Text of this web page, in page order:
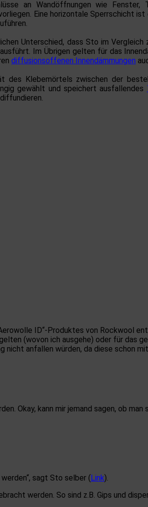
an Wandöffnungen wie
Eine horizontale Sperrschicht
Unterschied, dass Sto im Vergleich
ausführt. Im Übrigen gelten für das
diffusionsoffenen Innendämmungen
Klebemörtels zwischen der
gewählt und speichert ausfallendes
ID“-Produktes von Rockwool
(wovon ich ausgehe) oder für das
nicht anfallen würden, da diese schon
Okay, kann mir jemand sagen, ob
sagt Sto selber (Link).
werden. So sind z.B. Gips und